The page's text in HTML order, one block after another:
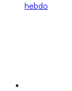
hebdo